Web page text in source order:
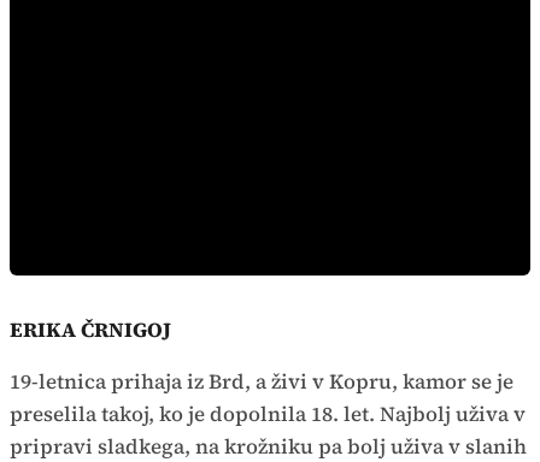
ERIKA ČRNIGOJ
19-letnica prihaja iz Brd, a živi v Kopru, kamor se je
preselila takoj, ko je dopolnila 18. let. Najbolj uživa v
pripravi sladkega, na krožniku pa bolj uživa v slanih